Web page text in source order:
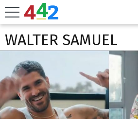
WALTER SAMUEL